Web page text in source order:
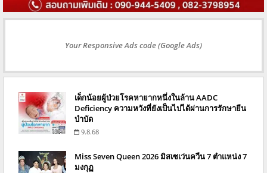
Your Responsive Ads code (Google Ads)
เด็กน้อยผู้ป่วยโรคหายากหนึ่งในล้าน AADC
Deficiency ความหวังที่ยังเป็นไปได้ผ่านการรักษายีน
บำบัด
9.8.68
Miss Seven Queen 2026 มิสเซเว่นควีน 7 ตำแหน่ง 7
มงกุฏ